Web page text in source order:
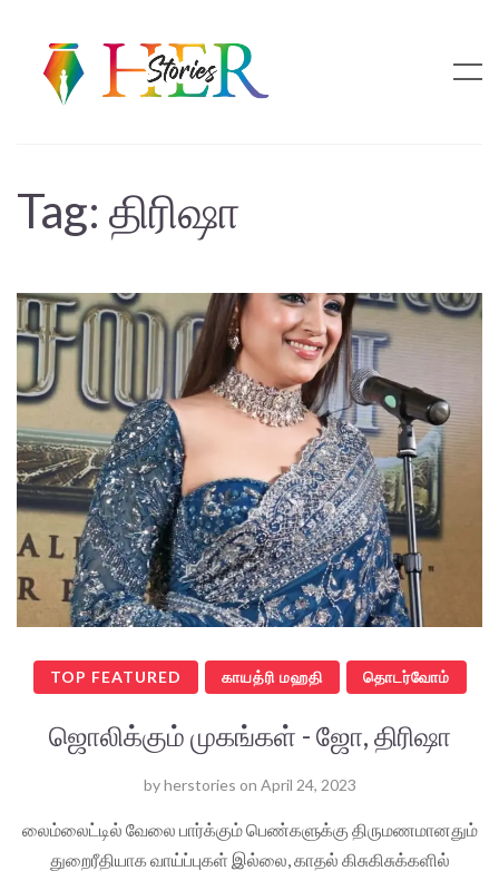
Tag: திரிஷா
TOP FEATURED காயத்ரி மஹதி தொடர்வோம்
ஜொலிக்கும் முகங்கள் - ஜோ, திரிஷா
byherstories on April 24, 2023
லைம்லைட்டில் வேலை பார்க்கும் பெண்களுக்கு திருமணமானதும்
துறைரீதியாக வாய்ப்புகள் இல்லை, காதல் கிசுகிசுக்களில்